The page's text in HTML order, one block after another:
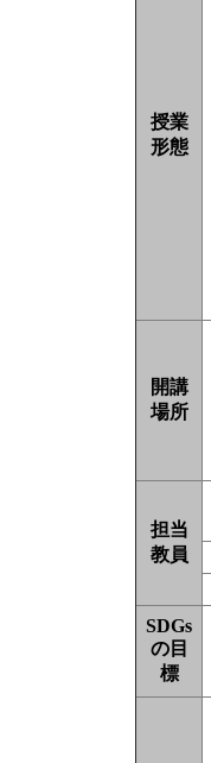
授業
形態
開講
場所
担当
教員
SDGs
の目
標